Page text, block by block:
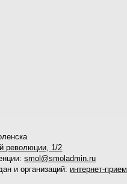
революции, 1/2
smol@smoladmin.ru
и организаций: интернет-